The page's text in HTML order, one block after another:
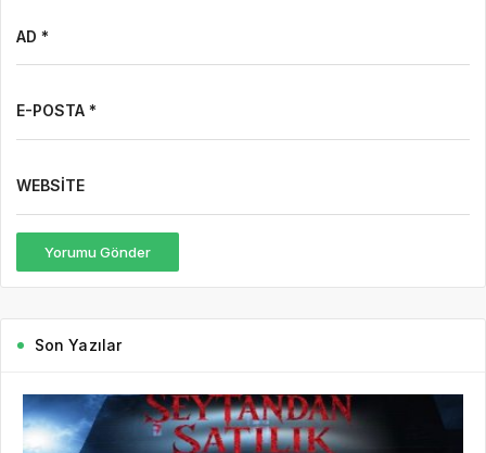
AD *
E-POSTA *
WEBSITE
Yorumu Gönder
Son Yazılar